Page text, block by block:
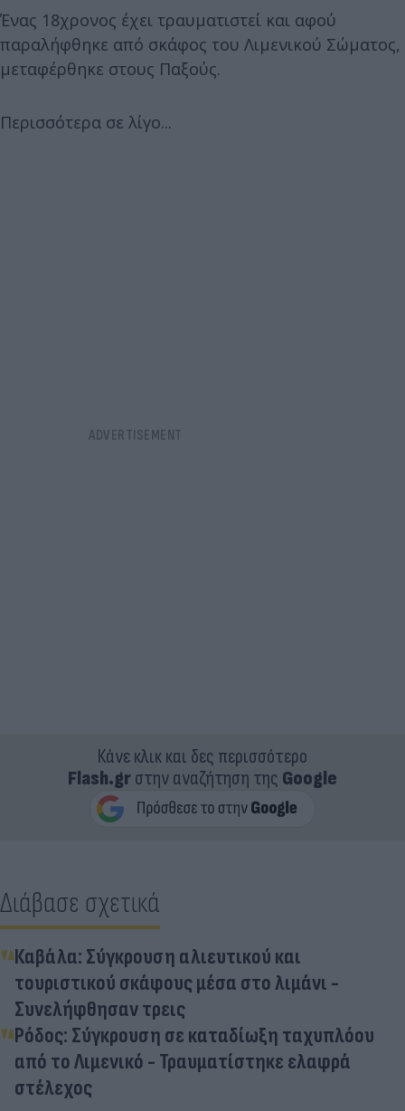
Ένας 18χρονος έχει τραυματιστεί και αφού
παραλήφθηκε από σκάφος του Λιμενικού Σώματος,
μεταφέρθηκε στους Παξούς.
Περισσότερα σε λίγο...
Κάνε κλικ και δες περισσότερο
Flash.grστην αναζήτηση της Google
Διάβασε σχετικά
Καβάλα: Σύγκρουση αλιευτικού και
τουριστικού σκάφους μέσα στο λιμάνι -
Συνελήφθησαν τρεις
Ρόδος: Σύγκρουση σε καταδίωξη ταχυπλόου
από το Λιμενικό - Τραυματίστηκε ελαφρά
στέλεχος